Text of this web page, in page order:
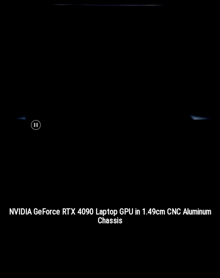
NVIDIA GeForce RTX 4090 Laptop GPU in 1.49cm CNC Aluminum
Chassis